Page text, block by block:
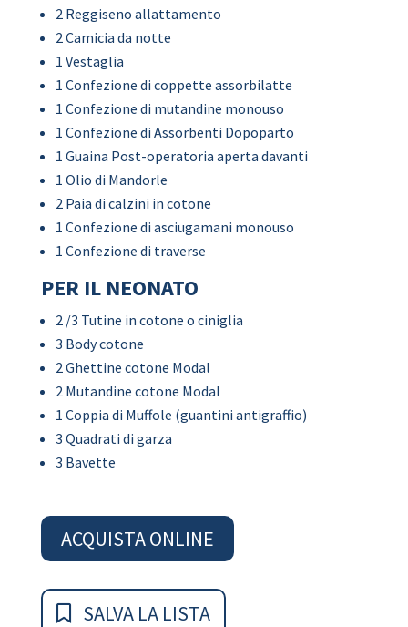
2 Reggiseno allattamento
2 Camicia da notte
1 Vestaglia
1 Confezione di coppette assorbilatte
1 Confezione di mutandine monouso
1 Confezione di Assorbenti Dopoparto
1 Guaina Post-operatoria aperta davanti
1 Olio di Mandorle
2 Paia di calzini in cotone
1 Confezione di asciugamani monouso
1 Confezione di traverse
PER IL NEONATO
2 /3 Tutine in cotone o ciniglia
3 Body cotone
2 Ghettine cotone Modal
2 Mutandine cotone Modal
1 Coppia di Muffole (guantini antigraffio)
3 Quadrati di garza
3 Bavette
ACQUISTA ONLINE
SALVA LA LISTA